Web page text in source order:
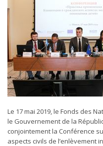
Le 17 mai 2019, le Fonds des
le Gouvernement de la
conjointement la Conférence
aspects civils de l’enlèvement